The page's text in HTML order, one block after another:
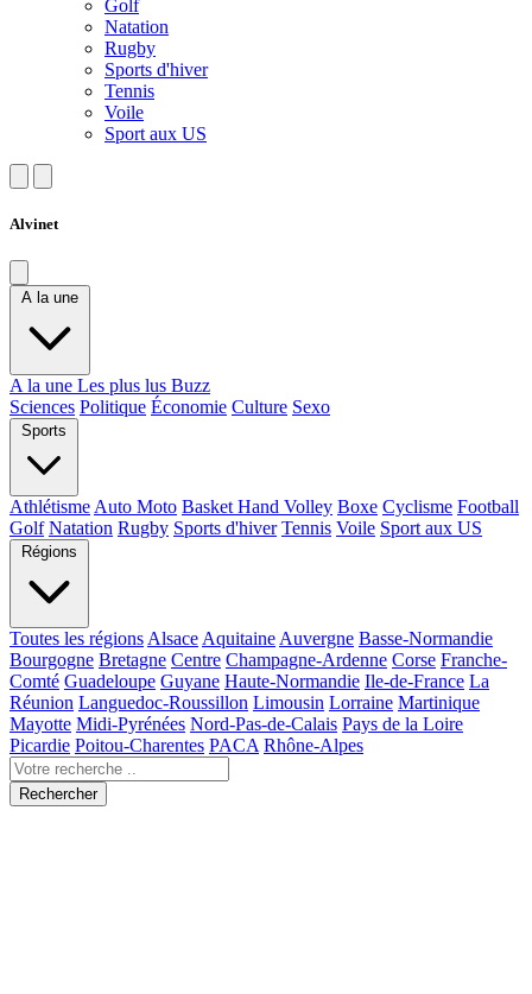
Golf
Natation
Rugby
Sports d'hiver
Tennis
Voile
Sport aux US
Alvinet
A la une
A la une Les plus lus Buzz
Sciences Politique Économie Culture Sexo
Sports
Athlétisme Auto Moto Basket Hand Volley Boxe Cyclisme Football
Golf Natation Rugby Sports d'hiver Tennis Voile Sport aux US
Régions
Toutes les régions Alsace Aquitaine Auvergne Basse-Normandie
Bourgogne Bretagne Centre Champagne-Ardenne Corse Franche-
Comté Guadeloupe Guyane Haute-Normandie Ile-de-France La
Réunion Languedoc-Roussillon Limousin Lorraine Martinique
Mayotte Midi-Pyrénées Nord-Pas-de-Calais Pays de la Loire
Picardie Poitou-Charentes PACA Rhône-Alpes
Rechercher